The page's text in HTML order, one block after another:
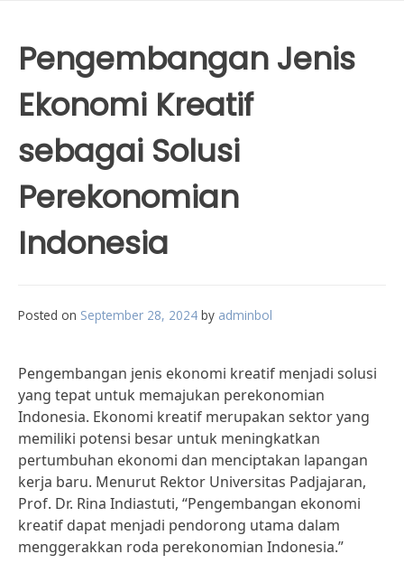
Pengembangan Jenis
Ekonomi Kreatif
sebagai Solusi
Perekonomian
Indonesia
Posted on September 28, 2024 by adminbol
Pengembangan jenis ekonomi kreatif menjadi solusi
yang tepat untuk memajukan perekonomian
Indonesia. Ekonomi kreatif merupakan sektor yang
memiliki potensi besar untuk meningkatkan
pertumbuhan ekonomi dan menciptakan lapangan
kerja baru. Menurut Rektor Universitas Padjajaran,
Prof. Dr. Rina Indiastuti, “Pengembangan ekonomi
kreatif dapat menjadi pendorong utama dalam
menggerakkan roda perekonomian Indonesia.”